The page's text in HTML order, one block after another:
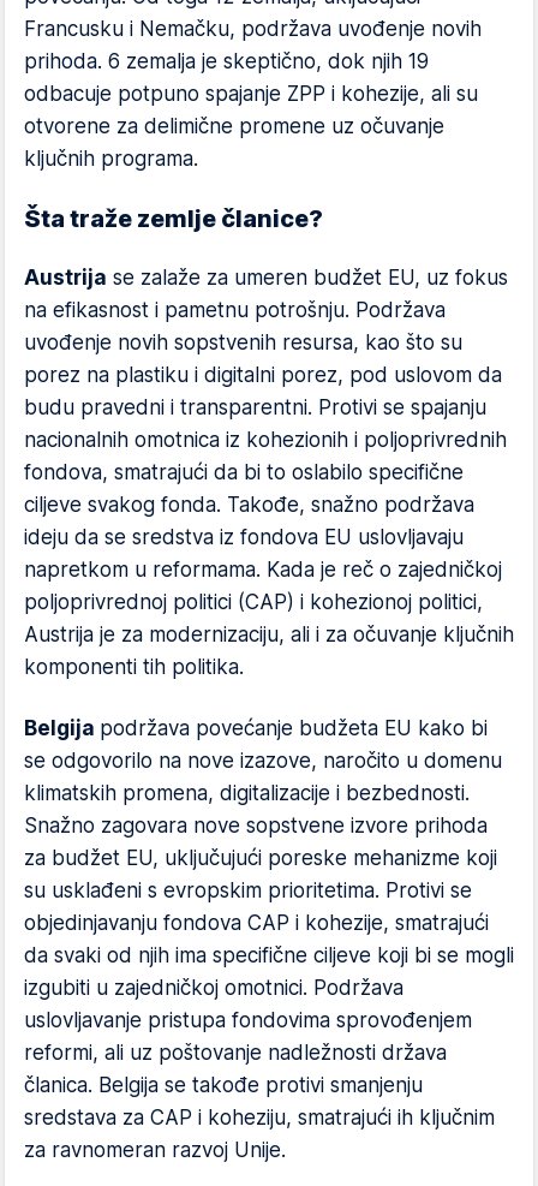
Francusku i Nemačku, podržava uvođenje novih
prihoda. 6 zemalja je skeptično, dok njih 19
odbacuje potpuno spajanje ZPP i kohezije, ali su
otvorene za delimične promene uz očuvanje
ključnih programa.
Šta traže zemlje članice?
Austrija se zalaže za umeren budžet EU, uz fokus
na efikasnost i pametnu potrošnju. Podržava
uvođenje novih sopstvenih resursa, kao što su
porez na plastiku i digitalni porez, pod uslovom da
budu pravedni i transparentni. Protivi se spajanju
nacionalnih omotnica iz kohezionih i poljoprivrednih
fondova, smatrajući da bi to oslabilo specifične
ciljeve svakog fonda. Takođe, snažno podržava
ideju da se sredstva iz fondova EU uslovljavaju
napretkom u reformama. Kada je reč o zajedničkoj
poljoprivrednoj politici (CAP) i kohezionoj politici,
Austrija je za modernizaciju, ali i za očuvanje ključnih
komponenti tih politika.
Belgija podržava povećanje budžeta EU kako bi
se odgovorilo na nove izazove, naročito u domenu
klimatskih promena, digitalizacije i bezbednosti.
Snažno zagovara nove sopstvene izvore prihoda
za budžet EU, uključujući poreske mehanizme koji
su usklađeni s evropskim prioritetima. Protivi se
objedinjavanju fondova CAP i kohezije, smatrajući
da svaki od njih ima specifične ciljeve koji bi se mogli
izgubiti u zajedničkoj omotnici. Podržava
uslovljavanje pristupa fondovima sprovođenjem
reformi, ali uz poštovanje nadležnosti država
članica. Belgija se takođe protivi smanjenju
sredstava za CAP i koheziju, smatrajući ih ključnim
za ravnomeran razvoj Unije.